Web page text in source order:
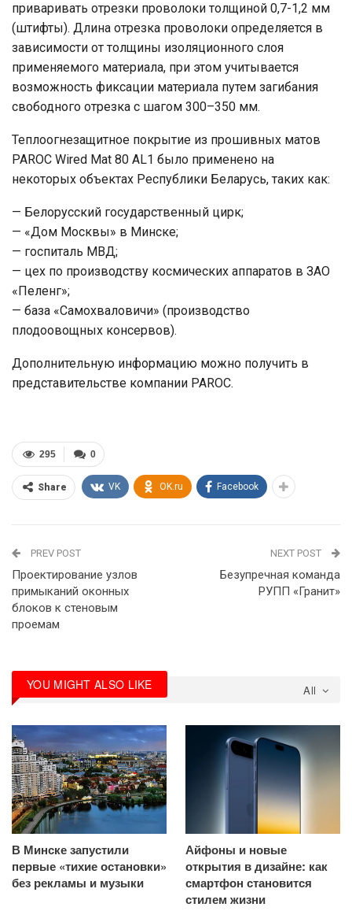
приваривать отрезки проволоки толщиной 0,7-1,2 мм
(штифты). Длина отрезка проволоки определяется в
зависимости от толщины изоляционного слоя
применяемого материала, при этом учитывается
возможность фиксации материала путем загибания
свободного отрезка с шагом 300–350 мм.
Теплоогнезащитное покрытие из прошивных матов
PAROC Wired Mat 80 AL1 было применено на
некоторых объектах Республики Беларусь, таких как:
— Белорусский государственный цирк;
— «Дом Москвы» в Минске;
— госпиталь МВД;
— цех по производству космических аппаратов в ЗАО
«Пеленг»;
— база «Самохваловичи» (производство
плодоовощных консервов).
Дополнительную информацию можно получить в
представительстве компании PAROC.
0
295
Share VK OK.ru Facebook
PREV POST
Проектирование узлов
примыканий оконных
блоков к стеновым
проемам
NEXT POST
Безупречная команда
РУПП «Гранит»
All
YOU MIGHT ALSO LIKE
В Минске запустили
первые «тихие остановки»
без рекламы и музыки
Айфоны и новые
открытия в дизайне: как
смартфон становится
стилем жизни